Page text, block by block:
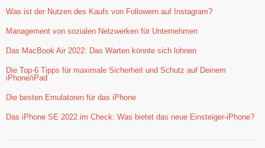
Was ist der Nutzen des Kaufs von Followern auf Instagram?
Management von sozialen Netzwerken für Unternehmen
Das MacBook Air 2022: Das Warten könnte sich lohnen
Die Top-6 Tipps für maximale Sicherheit und Schutz auf Deinem
iPhone/iPad
Die besten Emulatoren für das iPhone
Das iPhone SE 2022 im Check: Was bietet das neue Einsteiger-iPhone?